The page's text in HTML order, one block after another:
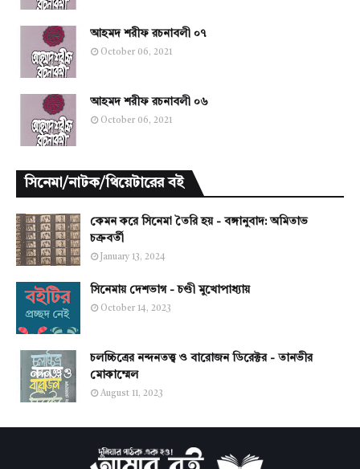
আহমদ শরীফ রচনাবলী ০৭
October 06, 2021
আহমদ শরীফ রচনাবলী ০৬
October 06, 2021
সিনেমা/নাটক/থিয়েটারের বই
কেমন করে সিনেমা তৈরি হয় - বঙ্গানুবাদ: অমিতাভ
চক্রবর্তী
January 13, 2024
সিনেমায় দেশভাগ - চণ্ডী মুখোপাধ্যায়
October 14, 2023
চলচ্চিত্রের নন্দনতত্ত্ব ও বারোজন ডিরেক্টর - তানভীর
মোকাম্মেল
August 11, 2023